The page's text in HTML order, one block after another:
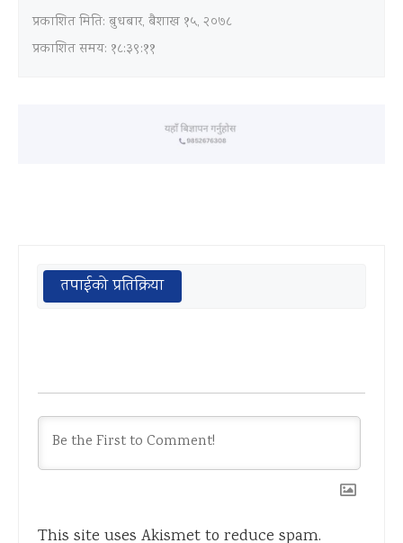
प्रकाशित मिति: बुधबार, बैशाख १५, २०७८
प्रकाशित समय: १८:३९:११
तपाईको प्रतिक्रिया
This site uses Akismet to reduce spam.